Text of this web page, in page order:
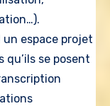
un espace projet
se posent